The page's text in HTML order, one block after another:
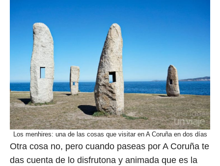
Los menhires: una de las cosas que visitar en A Coruña en dos días
Otra cosa no, pero cuando paseas por A Coruña te
das cuenta de lo disfrutona y animada que es la